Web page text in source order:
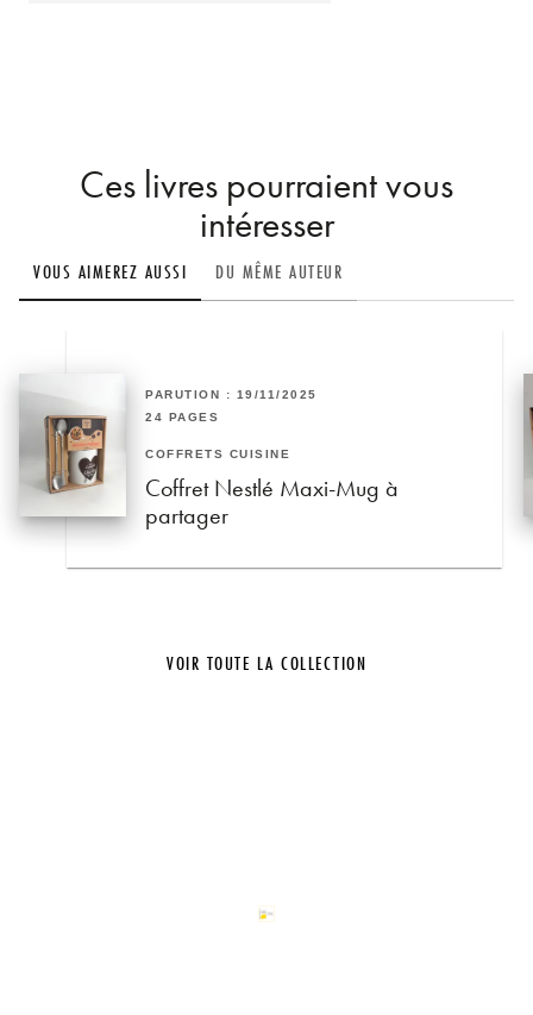
Ces livres pourraient vous
intéresser
VOUS AIMEREZ AUSSI DU MÊME AUTEUR
PARUTION : 19/11/2025
24 PAGES
COFFRETS CUISINE
Coffret Nestlé Maxi-Mug à
partager
VOIR TOUTE LA COLLECTION